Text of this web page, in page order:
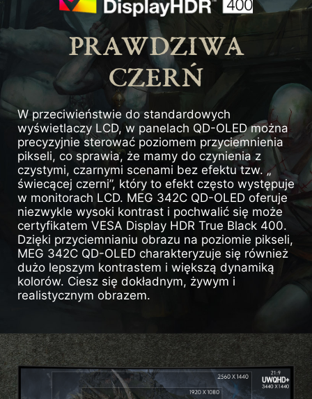
PRAWDZIWA
CZERŃ
W przeciwieństwie do standardowych
wyświetlaczy LCD, w panelach QD-OLED można
precyzyjnie sterować poziomem przyciemnienia
pikseli, co sprawia, że mamy do czynienia z
czystymi, czarnymi scenami bez efektu tzw. „
świecącej czerni”, który to efekt często występuje
w monitorach LCD. MEG 342C QD-OLED oferuje
niezwykle wysoki kontrast i pochwalić się może
certyfikatem VESA Display HDR True Black 400.
Dzięki przyciemnianiu obrazu na poziomie pikseli,
MEG 342C QD-OLED charakteryzuje się również
dużo lepszym kontrastem i większą dynamiką
kolorów. Ciesz się dokładnym, żywym i
realistycznym obrazem.